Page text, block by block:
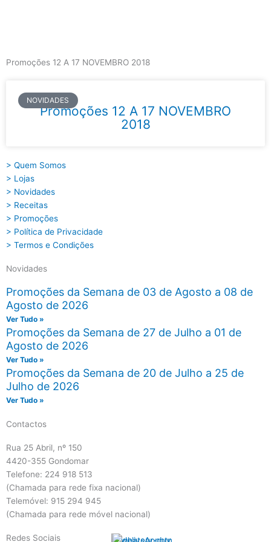
Promoções 12 A 17 NOVEMBRO 2018
NOVIDADES
Promoções 12 A 17 NOVEMBRO
2018
> Quem Somos
> Lojas
> Novidades
> Receitas
> Promoções
> Política de Privacidade
> Termos e Condições
Novidades
Promoções da Semana de 03 de Agosto a 08 de
Agosto de 2026
Ver Tudo »
Promoções da Semana de 27 de Julho a 01 de
Agosto de 2026
Ver Tudo »
Promoções da Semana de 20 de Julho a 25 de
Julho de 2026
Ver Tudo »
Contactos
Rua 25 Abril, nº 150
4420-355 Gondomar
Telefone: 224 918 513
(Chamada para rede fixa nacional)
Telemóvel: 915 294 945
(Chamada para rede móvel nacional)
Redes Sociais